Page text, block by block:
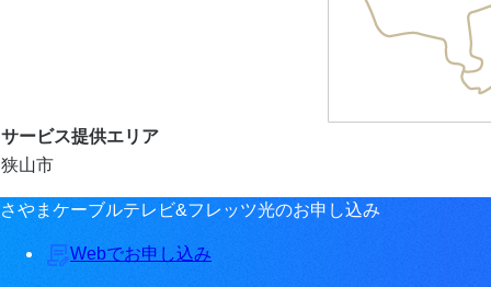
サービス提供エリア
狭山市
さやまケーブルテレビ&フレッツ光のお申し込み
Webでお申し込み